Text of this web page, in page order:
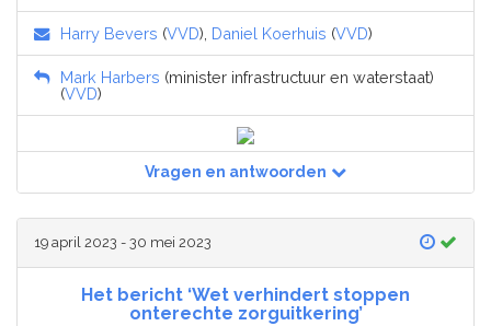
Harry Bevers (VVD), Daniel Koerhuis (VVD)
Mark Harbers (minister infrastructuur en waterstaat)
(VVD)
Vragen en antwoorden
19 april 2023 - 30 mei 2023
Het bericht ‘Wet verhindert stoppen
onterechte zorguitkering’